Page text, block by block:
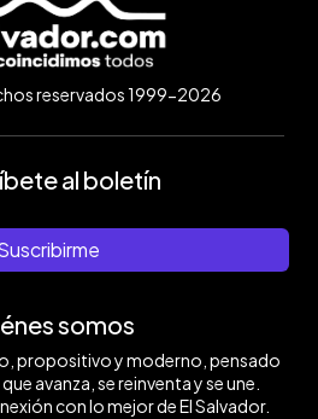
reservados 1999-2026
al boletín
somos
propositivo y moderno, pensado
avanza, se reinventa y se une.
con lo mejor de El Salvador.